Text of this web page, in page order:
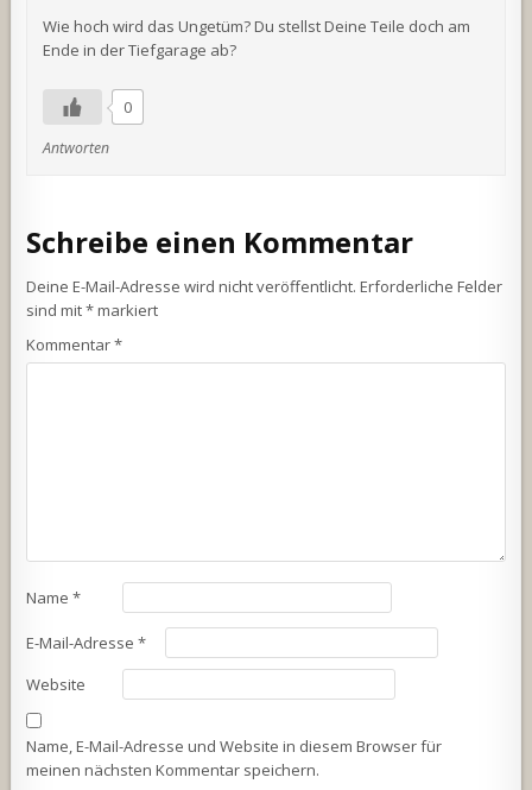
Wie hoch wird das Ungetüm? Du stellst Deine Teile doch am
Ende in der Tiefgarage ab?
0
Antworten
Schreibe einen Kommentar
Deine E-Mail-Adresse wird nicht veröffentlicht. Erforderliche Felder
sind mit*markiert
Kommentar*
Name*
E-Mail-Adresse*
Website
Name, E-Mail-Adresse und Website in diesem Browser für
meinen nächsten Kommentar speichern.